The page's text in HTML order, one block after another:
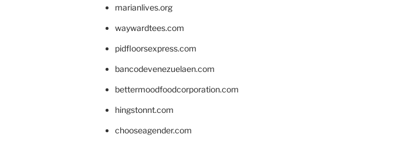
marianlives.org
waywardtees.com
pidfloorsexpress.com
bancodevenezuelaen.com
bettermoodfoodcorporation.com
hingstonnt.com
chooseagender.com